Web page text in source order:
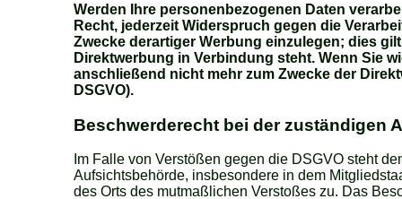
Werden Ihre personenbezogenen Daten
Recht, jederzeit Widerspruch gegen die
Zwecke derartiger Werbung einzulegen; dies
Direktwerbung in Verbindung steht. Wenn Sie
anschließend nicht mehr zum Zwecke der
DSGVO).
Beschwerderecht bei der zuständigen
Im Falle von Verstößen gegen die DSGVO steht
Aufsichtsbehörde, insbesondere in dem
des Orts des mutmaßlichen Verstoßes zu. Das